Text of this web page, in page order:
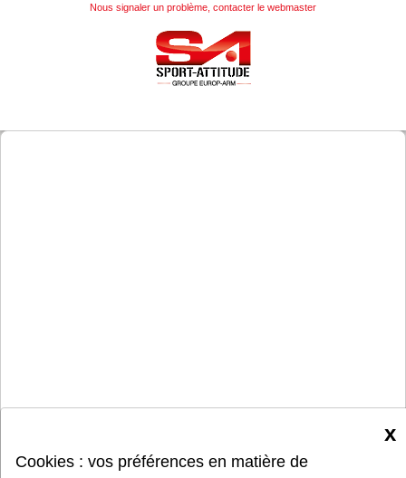
Nous signaler un problème, contacter le webmaster
Cookies : vos préférences en matière de
x